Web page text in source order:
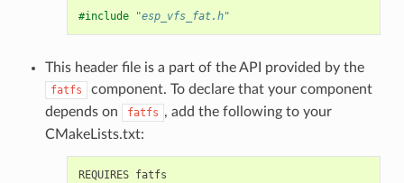
#include "esp_vfs_fat.h"
This header file is a part of the API provided by the
fatfs
component. To declare that your component
depends on
fatfs , add the following to your
CMakeLists.txt: